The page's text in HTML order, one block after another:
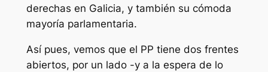
derechas en Galicia, y también su cómoda
mayoría parlamentaria.
Así pues, vemos que el PP tiene dos frentes
abiertos, por un lado -y a la espera de lo